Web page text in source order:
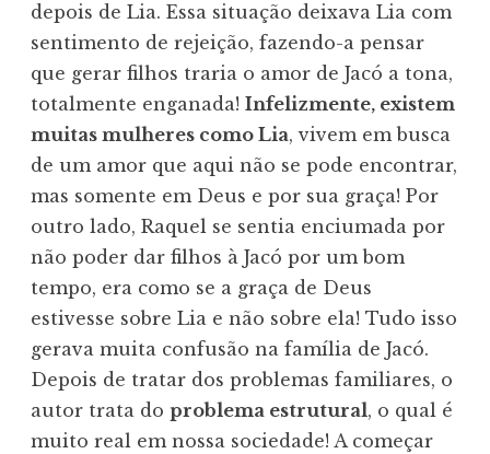
depois de Lia. Essa situação deixava Lia com
sentimento de rejeição, fazendo-a pensar
que gerar filhos traria o amor de Jacó a tona,
totalmente enganada! Infelizmente, existem
muitas mulheres como Lia, vivem em busca
de um amor que aqui não se pode encontrar,
mas somente em Deus e por sua graça! Por
outro lado, Raquel se sentia enciumada por
não poder dar filhos à Jacó por um bom
tempo, era como se a graça de Deus
estivesse sobre Lia e não sobre ela! Tudo isso
gerava muita confusão na família de Jacó.
Depois de tratar dos problemas familiares, o
autor trata do problema estrutural, o qual é
muito real em nossa sociedade! A começar